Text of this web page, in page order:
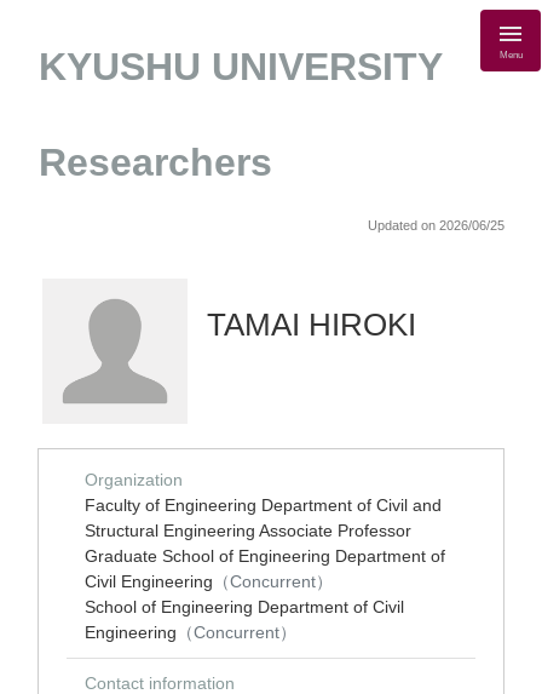
KYUSHU UNIVERSITY
Researchers
Menu
Updated on 2026/06/25
TAMAI HIROKI
Organization
Faculty of Engineering Department of Civil and
Structural Engineering Associate Professor
Graduate School of Engineering Department of
Civil Engineering （Concurrent）
School of Engineering Department of Civil
Engineering （Concurrent）
Contact information